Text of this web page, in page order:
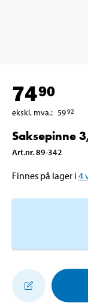
7490
ekskl. mva.: 5992
Saksepinne
Art.nr.89-342
Finnes på lager i 4